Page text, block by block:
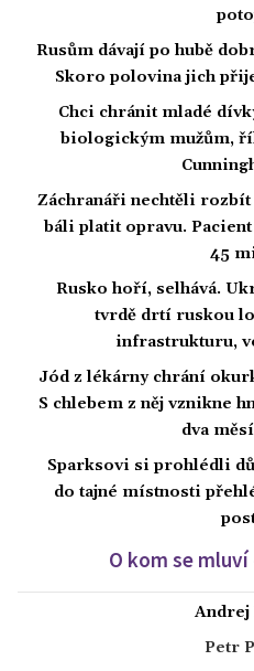
Rusům dávají po hubě
Skoro polovina jich
Chci chránit mladé
biologickým mužům,
Záchranáři nechtěli
báli platit opravu.
45
Rusko hoří, selhává.
tvrdě drtí ruskou
infrastrukturu,
Jód z lékárny chrání
S chlebem z něj vznikne
dva
Sparksovi si prohlédli
do tajné místnosti
O kom se
Andrej
Petr